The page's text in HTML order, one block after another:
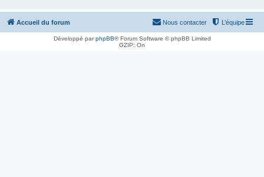
Accueil du forum L’équipe
Nous contacter
Développé parphpBB® Forum Software © phpBB Limited
GZIP: On